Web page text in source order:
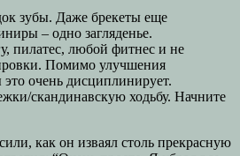
зубы. Даже брекеты еще
– одно загляденье.
пилатес, любой фитнес и не
Помимо улучшения
очень дисциплинирует.
скандинавскую ходьбу. Начните
как он изваял столь прекрасную